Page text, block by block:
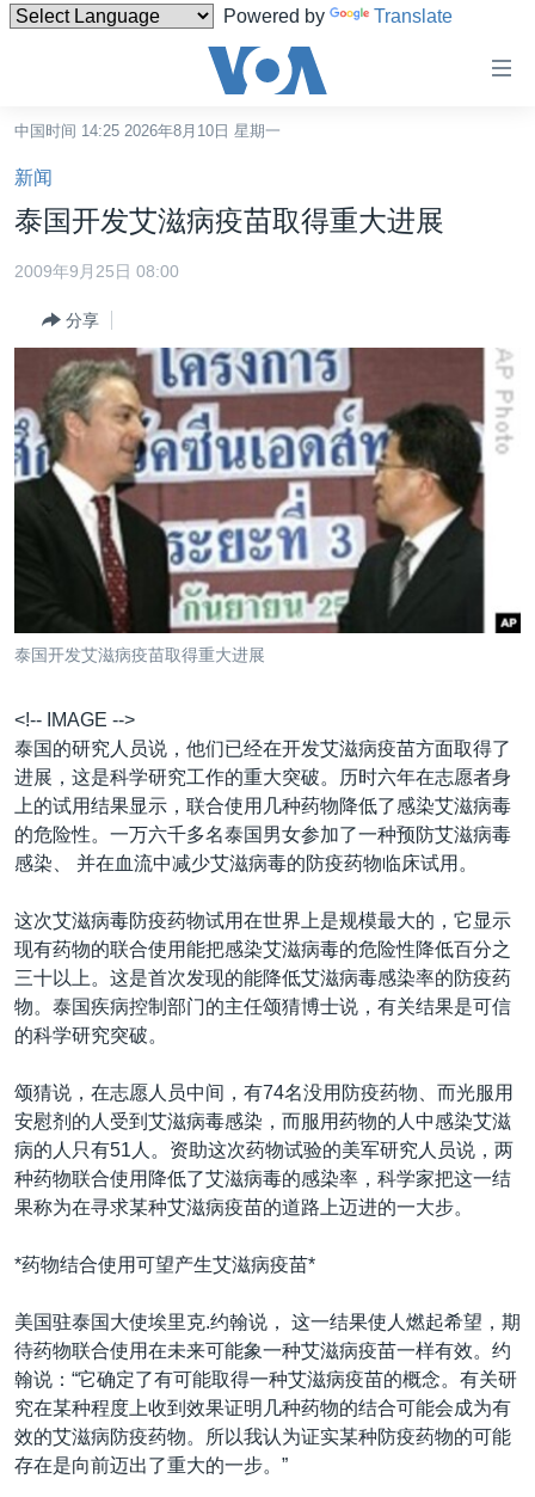
Powered by Translate
碍
链
接
跳
转
容
转
到
导
索
港澳
国际
最新国际新闻
印太
中东
美洲
分类新闻
经济·金融·贸易
人权·法律·宗教
科教·文娱·体健
劳工
美中关系
热点专题
白宫要闻
国会报道
美中关系
埃博拉疫情
美国之音专访
重要讲话与声明
台海两岸关系
关注西藏
关注新疆
GEN Z 看美国
VOA视频
VOA今日焦点
中文广播
其他语言网站
中国时间 14:25 2026年8月10日 星期一
新闻
泰国开发艾滋病疫苗取得重大进展
2009年9月25日 08:00
分享
泰国开发艾滋病疫苗取得重大进展
<!-- IMAGE -->
泰国的研究人员说，他们已经在开发艾滋病疫苗方面取得了
进展，这是科学研究工作的重大突破。历时六年在志愿者身
上的试用结果显示，联合使用几种药物降低了感染艾滋病毒
的危险性。一万六千多名泰国男女参加了一种预防艾滋病毒
感染、 并在血流中减少艾滋病毒的防疫药物临床试用。
这次艾滋病毒防疫药物试用在世界上是规模最大的，它显示
现有药物的联合使用能把感染艾滋病毒的危险性降低百分之
三十以上。这是首次发现的能降低艾滋病毒感染率的防疫药
物。泰国疾病控制部门的主任颂猜博士说，有关结果是可信
的科学研究突破。
颂猜说，在志愿人员中间，有74名没用防疫药物、而光服用
安慰剂的人受到艾滋病毒感染，而服用药物的人中感染艾滋
病的人只有51人。资助这次药物试验的美军研究人员说，两
种药物联合使用降低了艾滋病毒的感染率，科学家把这一结
果称为在寻求某种艾滋病疫苗的道路上迈进的一大步。
*药物结合使用可望产生艾滋病疫苗*
美国驻泰国大使埃里克.约翰说， 这一结果使人燃起希望，期
待药物联合使用在未来可能象一种艾滋病疫苗一样有效。约
翰说：“它确定了有可能取得一种艾滋病疫苗的概念。有关研
究在某种程度上收到效果证明几种药物的结合可能会成为有
效的艾滋病防疫药物。所以我认为证实某种防疫药物的可能
存在是向前迈出了重大的一步。”